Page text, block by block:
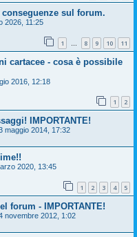
sul forum.
2026, 11:25
1 … 8 9 10 11
cartacee - cosa è possibile
2016, 12:18
1 2
IMPORTANTE!
maggio 2014, 17:32
2020, 13:45
1 2 3 4 5
forum - IMPORTANTE!
novembre 2012, 1:02